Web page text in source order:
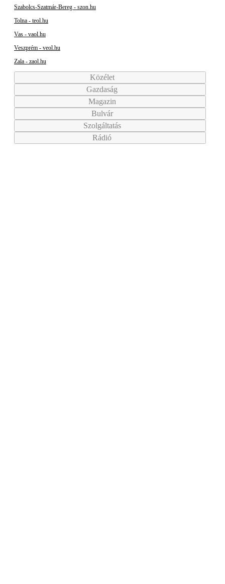
Szabolcs-Szatmár-Bereg - szon.hu
Tolna - teol.hu
Vas - vaol.hu
Veszprém - veol.hu
Zala - zaol.hu
Közélet
Gazdaság
Magazin
Bulvár
Szolgáltatás
Rádió